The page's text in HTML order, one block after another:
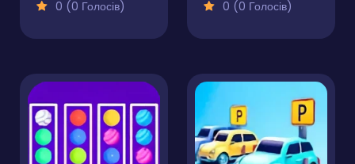
0 (0 Голосів) 0 (0 Голосів)